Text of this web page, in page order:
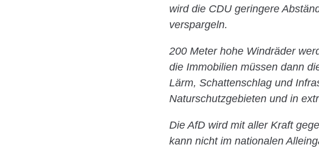
wird die CDU geringere
verspargeln.
200 Meter hohe Windräder
die Immobilien müssen dann
Lärm, Schattenschlag und
Naturschutzgebieten und in
Die AfD wird mit aller Kraft
kann nicht im nationalen